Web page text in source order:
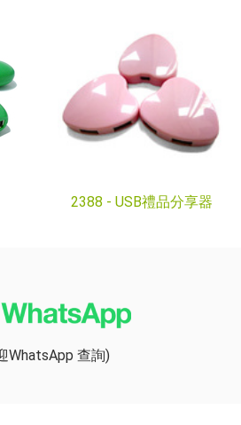
2388 - USB禮品分享器
WhatsApp 查詢)